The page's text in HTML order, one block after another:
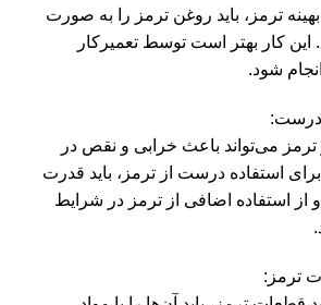
ترمز، باید روغن ترمز را به صورت
کار بهتر است توسط تعمیرکار
شود.
ترمز می‌تواند باعث خرابی و نقص در
استفاده درست از ترمز، باید قدرت
و از استفاده اضافی از ترمز در شرایط